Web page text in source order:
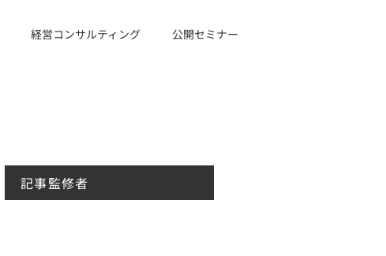
経営コンサルティング 公開セミナー
記事監修者